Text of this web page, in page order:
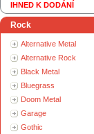
IHNED K DODÁNÍ
Rock
Alternative Metal
Alternative Rock
Black Metal
Bluegrass
Doom Metal
Garage
Gothic